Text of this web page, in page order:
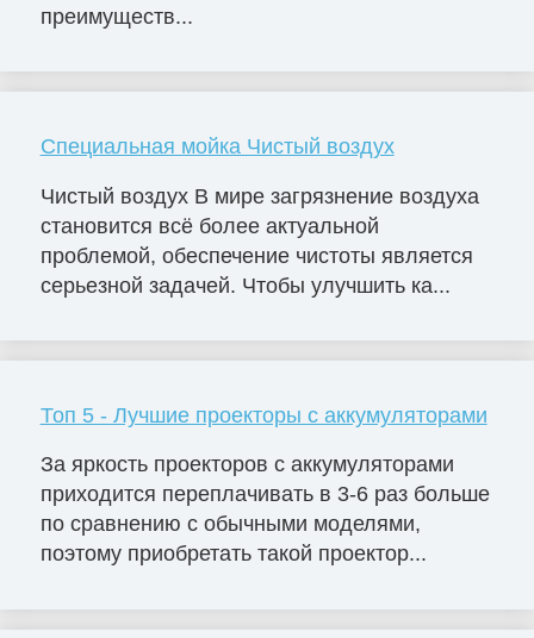
преимуществ...
Специальная мойка Чистый воздух
Чистый воздух В мире загрязнение воздуха
становится всё более актуальной
проблемой, обеспечение чистоты является
серьезной задачей. Чтобы улучшить ка...
Топ 5 - Лучшие проекторы с аккумуляторами
За яркость проекторов с аккумуляторами
приходится переплачивать в 3-6 раз больше
по сравнению с обычными моделями,
поэтому приобретать такой проектор...